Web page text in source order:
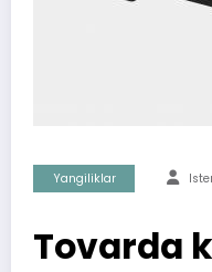
Yangiliklar
Tovarda